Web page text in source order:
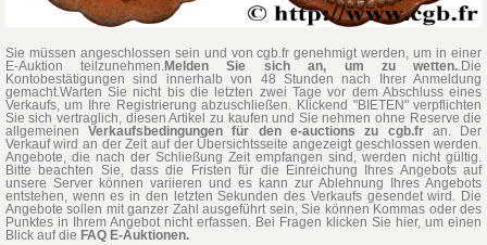
Sie müssen angeschlossen sein und von cgb.fr genehmigt werden, um in einer
E-Auktion teilzunehmen.Melden Sie sich an, um zu wetten..Die
Kontobestätigungen sind innerhalb von 48 Stunden nach Ihrer Anmeldung
gemacht.Warten Sie nicht bis die letzten zwei Tage vor dem Abschluss eines
Verkaufs, um Ihre Registrierung abzuschließen. Klickend "BIETEN" verpflichten
Sie sich vertraglich, diesen Artikel zu kaufen und Sie nehmen ohne Reserve die
allgemeinenVerkaufsbedingungen für den e-auctions zu cgb.fran. Der
Verkauf wird an der Zeit auf der Übersichtsseite angezeigt geschlossen werden.
Angebote, die nach der Schließung Zeit empfangen sind, werden nicht gültig.
Bitte beachten Sie, dass die Fristen für die Einreichung Ihres Angebots auf
unsere Server können variieren und es kann zur Ablehnung Ihres Angebots
entstehen, wenn es in den letzten Sekunden des Verkaufs gesendet wird. Die
Angebote sollen mit ganzer Zahl ausgeführt sein, Sie können Kommas oder des
Punktes in Ihrem Angebot nicht erfassen. Bei Fragen klicken Sie hier, um einen
Blick auf die FAQ E-Auktionen.